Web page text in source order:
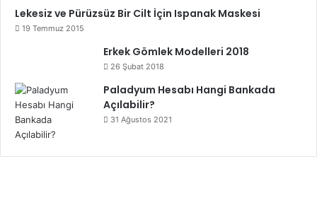
Lekesiz ve Pürüzsüz Bir Cilt İçin Ispanak Maskesi
19 Temmuz 2015
Erkek Gömlek Modelleri 2018
26 Şubat 2018
Paladyum Hesabı Hangi Bankada
Açılabilir?
31 Ağustos 2021